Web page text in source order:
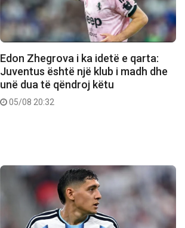
Edon Zhegrova i ka idetë e qarta:
Juventus është një klub i madh dhe
unë dua të qëndroj këtu
05/08 20:32